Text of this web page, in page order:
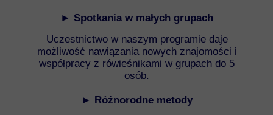
► Różnorodne metody
► Spotkania w małych grupach
Uczestnictwo w naszym programie daje
możliwość nawiązania nowych znajomości i
współpracy z rówieśnikami w grupach do 5
osób.